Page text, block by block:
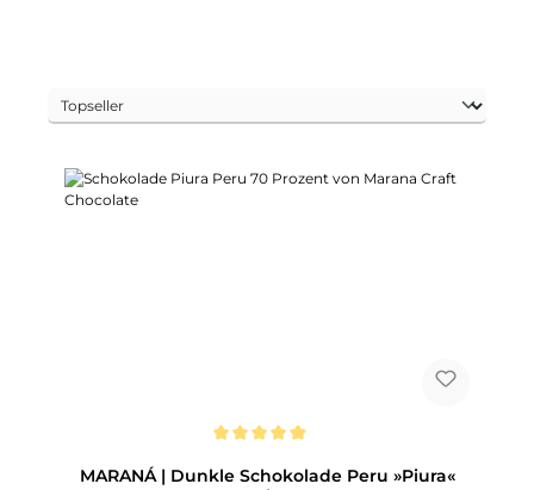
MARANÁ | Dunkle Schokolade Peru »Piura«